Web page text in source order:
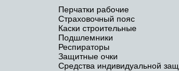
Перчатки рабочие
Страховочный пояс
Каски строительные
Подшлемники
Респираторы
Защитные очки
Средства индивидуальной